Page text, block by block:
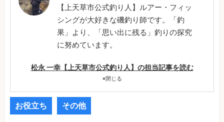
【上天草市公式釣り人】ルアー・フィッ
シングが大好きな磯釣り師です。「釣
果」より、「思い出に残る」釣りの探究
に努めています。
松永 一幸【上天草市公式釣り人】の担当記事を読む
×閉じる
お役立ち その他